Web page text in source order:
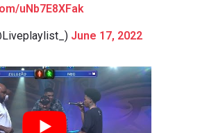
uNb7E8XFak
June 17, 2022